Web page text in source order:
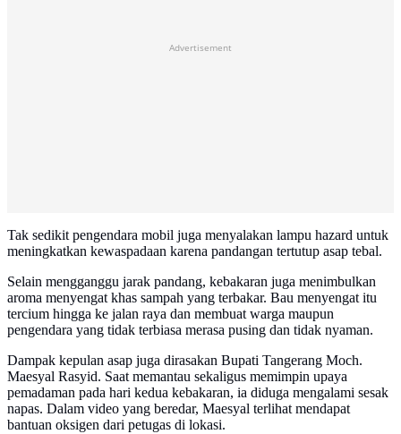
Advertisement
Tak sedikit pengendara mobil juga menyalakan lampu hazard untuk
meningkatkan kewaspadaan karena pandangan tertutup asap tebal.
Selain mengganggu jarak pandang, kebakaran juga menimbulkan
aroma menyengat khas sampah yang terbakar. Bau menyengat itu
tercium hingga ke jalan raya dan membuat warga maupun
pengendara yang tidak terbiasa merasa pusing dan tidak nyaman.
Dampak kepulan asap juga dirasakan Bupati Tangerang Moch.
Maesyal Rasyid. Saat memantau sekaligus memimpin upaya
pemadaman pada hari kedua kebakaran, ia diduga mengalami sesak
napas. Dalam video yang beredar, Maesyal terlihat mendapat
bantuan oksigen dari petugas di lokasi.